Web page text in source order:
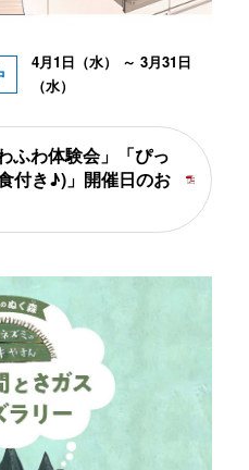
4月1日（水） ～ 3月31日
（水）
ふわ体験会」「ぴっ
付き♪)」開催日のお